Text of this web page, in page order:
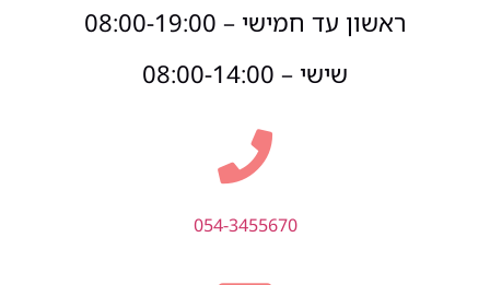
ראשון עד חמישי – 08:00-19:00
שישי – 08:00-14:00
054-3455670